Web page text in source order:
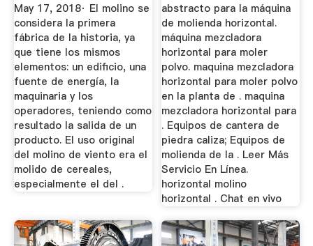
May 17, 2018· El molino se
considera la primera
fábrica de la historia, ya
que tiene los mismos
elementos: un edificio, una
fuente de energía, la
maquinaria y los
operadores, teniendo como
resultado la salida de un
producto. El uso original
del molino de viento era el
molido de cereales,
especialmente el del .
abstracto para la máquina
de molienda horizontal.
máquina mezcladora
horizontal para moler
polvo. maquina mezcladora
horizontal para moler polvo
en la planta de . maquina
mezcladora horizontal para
. Equipos de cantera de
piedra caliza; Equipos de
molienda de la . Leer Más
Servicio En Línea.
horizontal molino
horizontal . Chat en vivo